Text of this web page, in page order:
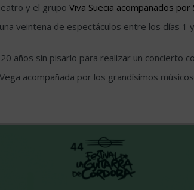
y el grupo Viva Suecia acompañados por
veintena de espectáculos entre los días 1
años sin pisarlo para realizar un concierto
acompañada por los grandísimos